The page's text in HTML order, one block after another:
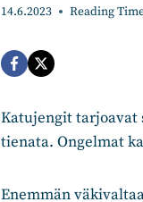
14.6.2023 Reading
Katujengit tarjoavat
tienata. Ongelmat
Enemmän